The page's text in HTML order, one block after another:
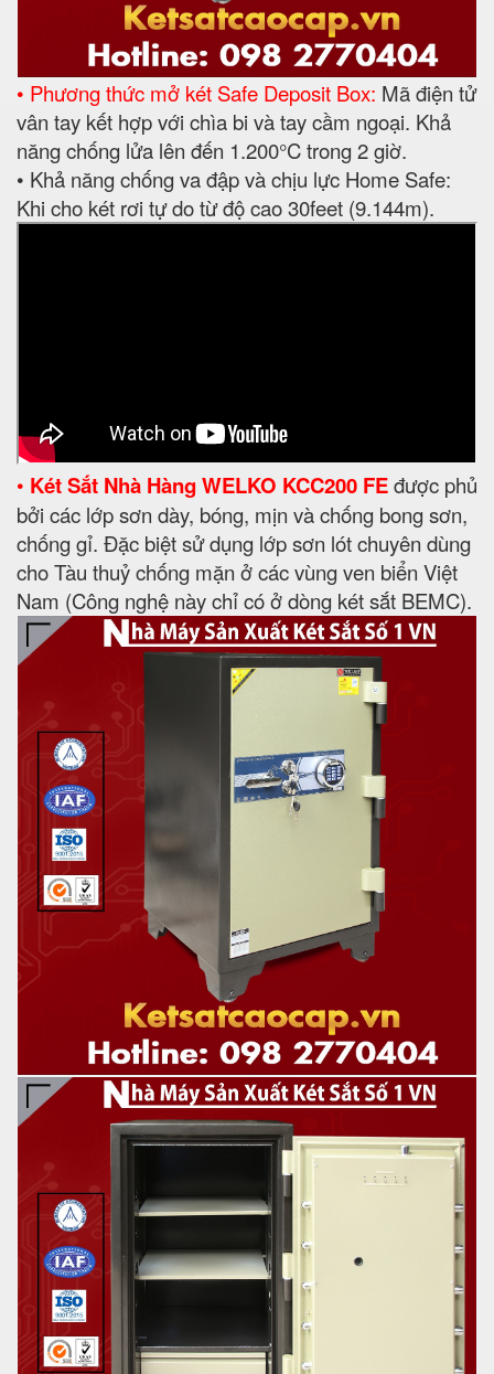
• Phương thức mở két Safe Deposit Box: Mã điện tử
vân tay kết hợp với chìa bi và tay cầm ngoại. Khả
năng chống lửa lên đến 1.200°C trong 2 giờ.
• Khả năng chống va đập và chịu lực Home Safe:
Khi cho két rơi tự do từ độ cao 30feet (9.144m).
• Két Sắt Nhà Hàng WELKO KCC200 FEđược phủ
bởi các lớp sơn dày, bóng, mịn và chống bong sơn,
chống gỉ. Đặc biệt sử dụng lớp sơn lót chuyên dùng
cho Tàu thuỷ chống mặn ở các vùng ven biển Việt
Nam (Công nghệ này chỉ có ở dòng két sắt BEMC).